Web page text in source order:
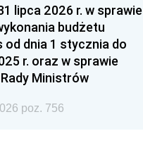
1938 1937
1930
lipca 2026 r. w sprawie
budżetu
od dnia 1 stycznia do
r. oraz w sprawie
Ministrów
poz. 756